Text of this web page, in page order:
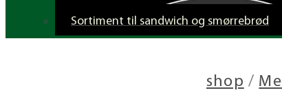
Sortiment til sandwich og smørrebrød
shop /